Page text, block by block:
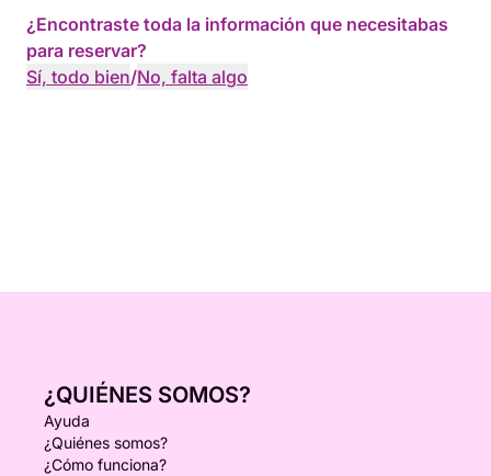
¿Encontraste toda la información que necesitabas
para reservar?
Sí, todo bien/No, falta algo
¿QUIÉNES SOMOS?
Ayuda
¿Quiénes somos?
¿Cómo funciona?